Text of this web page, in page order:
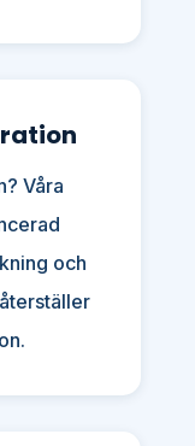
Våra
och